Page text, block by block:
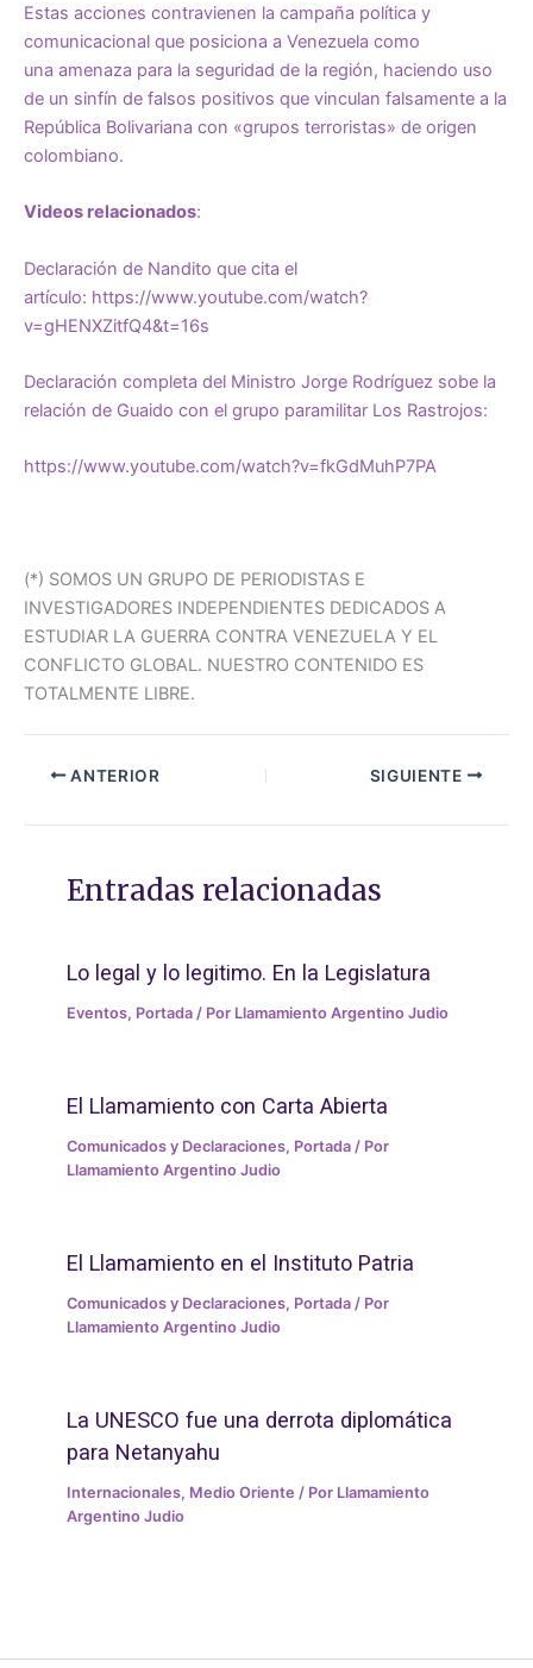
Estas acciones contravienen la campaña política y
comunicacional que posiciona a Venezuela como
una amenaza para la seguridad de la región, haciendo uso
de un sinfín de falsos positivos que vinculan falsamente a la
República Bolivariana con «grupos terroristas» de origen
colombiano.
Videos relacionados:
Declaración de Nandito que cita el
artículo: https://www.youtube.com/watch?
v=gHENXZitfQ4&t=16s
Declaración completa del Ministro Jorge Rodríguez sobe la
relación de Guaido con el grupo paramilitar Los Rastrojos:
https://www.youtube.com/watch?v=fkGdMuhP7PA
(*) SOMOS UN GRUPO DE PERIODISTAS E
INVESTIGADORES INDEPENDIENTES DEDICADOS A
ESTUDIAR LA GUERRA CONTRA VENEZUELA Y EL
CONFLICTO GLOBAL. NUESTRO CONTENIDO ES
TOTALMENTE LIBRE.
ANTERIOR SIGUIENTE
Entradas relacionadas
Lo legal y lo legitimo. En la Legislatura
Eventos, Portada / Por Llamamiento Argentino Judio
El Llamamiento con Carta Abierta
Comunicados y Declaraciones, Portada / Por
Llamamiento Argentino Judio
El Llamamiento en el Instituto Patria
Comunicados y Declaraciones, Portada / Por
Llamamiento Argentino Judio
La UNESCO fue una derrota diplomática
para Netanyahu
Internacionales, Medio Oriente / Por Llamamiento
Argentino Judio